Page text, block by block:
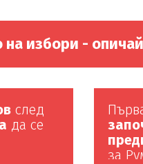
на избори -
след
да се
за